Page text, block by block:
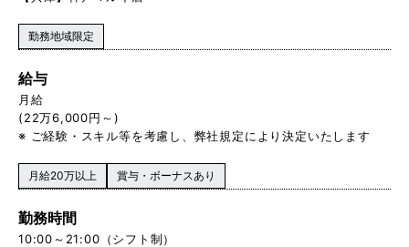
勤務地域限定
給与
月給
(22万6,000円～)
※ ご経験・スキル等を考慮し、弊社規定により決定いたします
月給20万以上 賞与・ボーナスあり
勤務時間
10:00～21:00（シフト制）